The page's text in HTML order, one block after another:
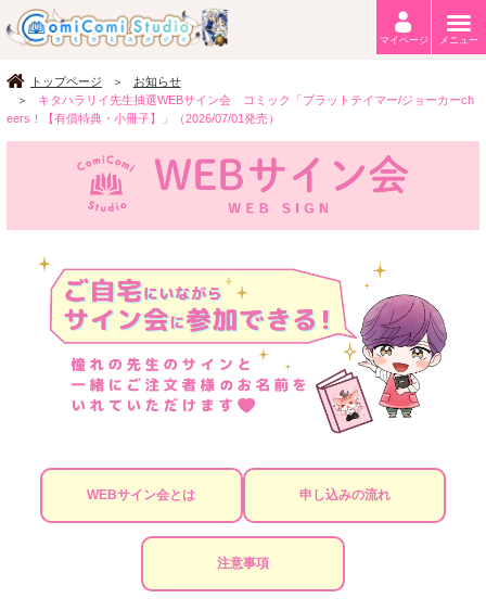
トップページ
お知らせ
キタハラリイ先生抽選WEBサイン会 コミック「ブラットテイマー/ジョーカーch
eers！【有償特典・小冊子】」（2026/07/01発売）
WEBサイン会とは 申し込みの流れ
注意事項
マイページ メニュー